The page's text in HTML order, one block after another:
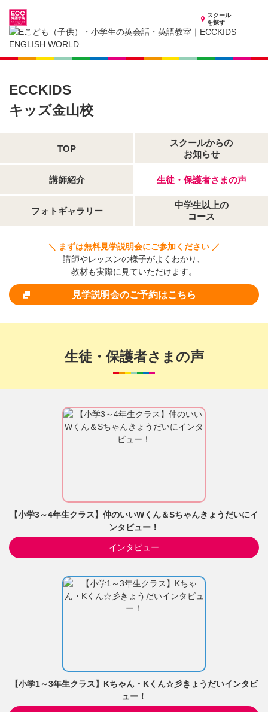
スクール
を探す
愛知県の子供英会話・英語教室
子供（小学生）英会話・英語教室 ECCKIDS キッズ金山校
生徒・保護者さまの声
ECCKIDS
キッズ金山校
TOP
スクールからの
お知らせ
講師紹介 生徒・保護者さまの声
フォトギャラリー
中学生以上の
コース
＼ まずは無料見学説明会にご参加ください ／
講師やレッスンの様子がよくわかり、
教材も実際に見ていただけます。
見学説明会のご予約はこちら
生徒・保護者さまの声
【小学3～4年生クラス】仲のいいWくん＆Sちゃんきょうだいにイ
ンタビュー！
インタビュー
【小学1～3年生クラス】Kちゃん・Kくん☆彡きょうだいインタビ
ュー！